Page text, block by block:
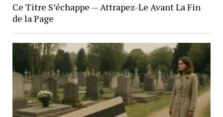
Ce Titre S’échappe — Attrapez-Le Avant La Fin
de la Page